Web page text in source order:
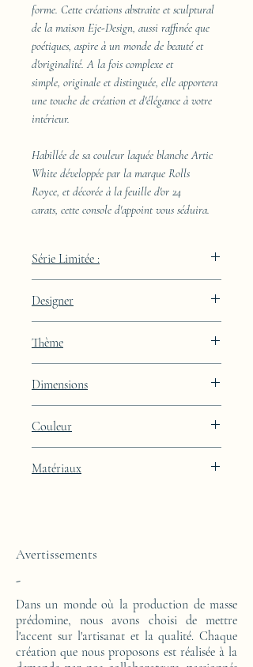
forme. Cette créations abstraite et sculptural
de la maison Eje-Design, aussi raffinée que
poétiques, aspire à un monde de beauté et
d'originalité. A la fois complexe et
simple, originale et distinguée, elle apportera
une touche de création et d'élégance à votre
intérieur.
Habillée de sa couleur laquée blanche Artic
White développée par la marque Rolls
Royce, et décorée à la feuille d'or 24
carats, cette console d'appoint vous séduira.
Série Limitée :
Designer
Thème
Dimensions
Profondeur : 24cm
Couleur
intégration de feuille d'or 24k
Matériaux
Avertissements
-
Dans un monde où la production de masse
prédomine, nous avons choisi de mettre
l'accent sur l'artisanat et la qualité. Chaque
création que nous proposons est réalisée à la